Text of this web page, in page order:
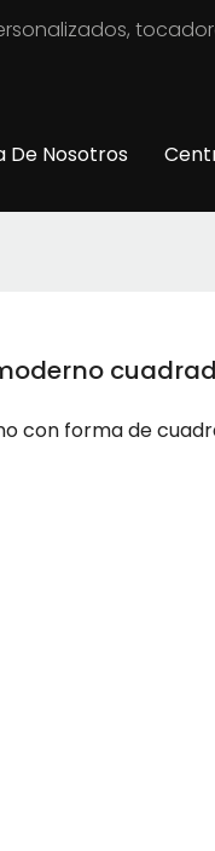
De Nosotros
con forma de